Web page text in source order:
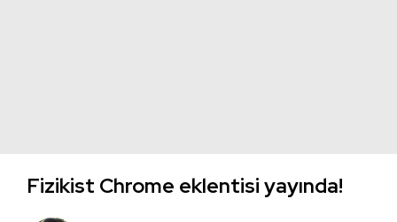
Fizikist Chrome eklentisi yayında!